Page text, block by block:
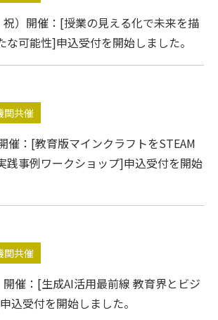
）開催：[授業の見える化で未来を描
な可能性]申込受付を開始しました。
関共催
催：[教育版マインクラフトをSTEAM
践事例ワークショップ]申込受付を開始
関共催
催：[生成AI活用最前線 教育界とビジ
込受付を開始しました。